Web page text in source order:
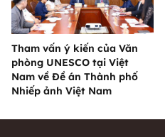
Tham vấn ý kiến của Văn
phòng UNESCO tại Việt
Nam về Đề án Thành phố
Nhiếp ảnh Việt Nam